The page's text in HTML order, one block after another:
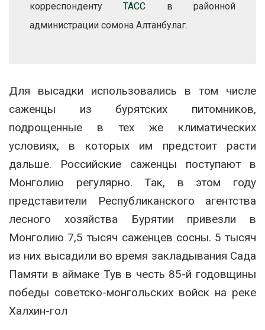
корреспондентуТАСС в районной
администрации сомона Алтанбулаг.
Для высадки использовались в том числе
саженцы из бурятских питомников,
подрощенные в тех же климатических
условиях, в которых им предстоит расти
дальше. Российские саженцы поступают в
Монголию регулярно. Так, в этом году
представители Республиканского агентства
лесного хозяйства Бурятии привезли в
Монголию 7,5 тысяч саженцев сосны. 5 тысяч
из них высадили во время закладывания Сада
Памяти в аймаке Тув в честь 85-й годовщины
победы советско-монгольских войск на реке
Халхин-гол